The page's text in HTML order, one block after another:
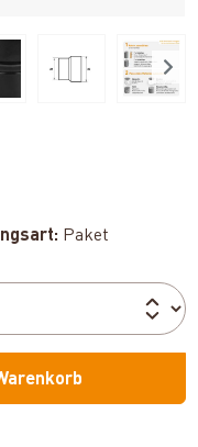
Paket